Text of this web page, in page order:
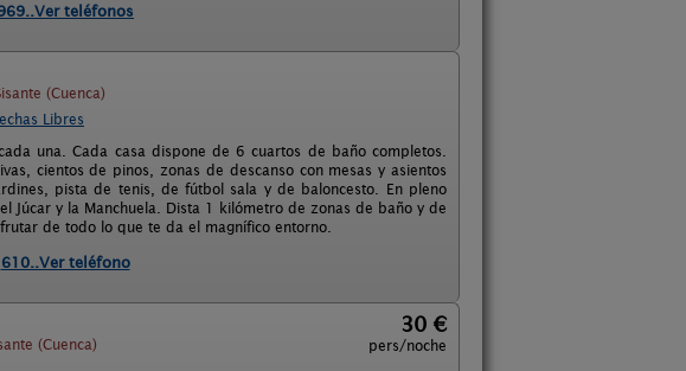
teléfonos
(Cuenca)
Libres
una. Cada casa dispone de 6 cuartos de baño completos.
cientos de pinos, zonas de descanso con mesas y asientos
pista de tenis, de fútbol sala y de baloncesto. En pleno
Júcar y la Manchuela. Dista 1 kilómetro de zonas de baño y de
de todo lo que te da el magnífico entorno.
610..Ver teléfono
(Cuenca)
30 €
pers/noche